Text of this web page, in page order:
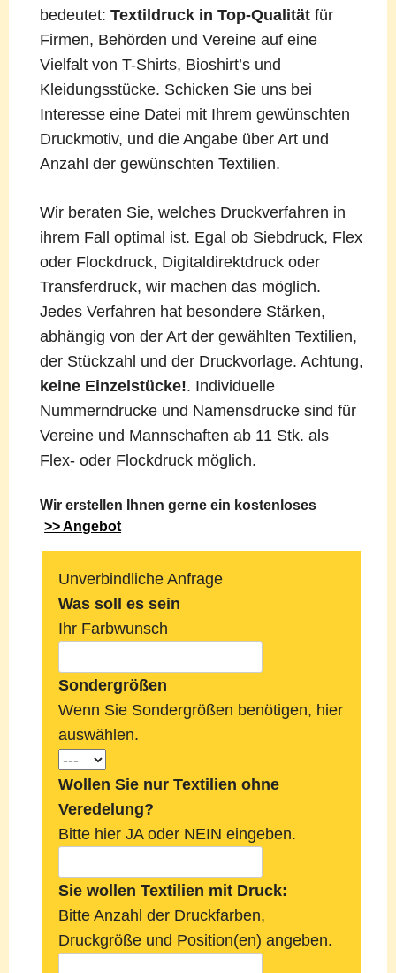
bedeutet: Textildruck in Top-Qualitätfür
Firmen, Behörden und Vereine auf eine
Vielfalt von T-Shirts, Bioshirt’s und
Kleidungsstücke. Schicken Sie uns bei
Interesse eine Datei mit Ihrem gewünschten
Druckmotiv, und die Angabe über Art und
Anzahl der gewünschten Textilien.
Wir beraten Sie, welches Druckverfahren in
ihrem Fall optimal ist. Egal ob Siebdruck, Flex
oder Flockdruck, Digitaldirektdruck oder
Transferdruck, wir machen das möglich.
Jedes Verfahren hat besondere Stärken,
abhängig von der Art der gewählten Textilien,
der Stückzahl und der Druckvorlage. Achtung,
keine Einzelstücke!. Individuelle
Nummerndrucke und Namensdrucke sind für
Vereine und Mannschaften ab 11 Stk. als
Flex- oder Flockdruck möglich.
Wir erstellen Ihnen gerne ein kostenloses
>> Angebot
Unverbindliche Anfrage
Was soll es sein
Ihr Farbwunsch
Sondergrößen
Wenn Sie Sondergrößen benötigen, hier
auswählen.
Wollen Sie nur Textilien ohne
Veredelung?
Bitte hier JA oder NEIN eingeben.
Sie wollen Textilien mit Druck:
Bitte Anzahl der Druckfarben,
Druckgröße und Position(en) angeben.